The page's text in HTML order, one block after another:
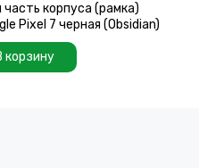
часть корпуса (рамка)
Pixel 7 черная (Obsidian)
корзину